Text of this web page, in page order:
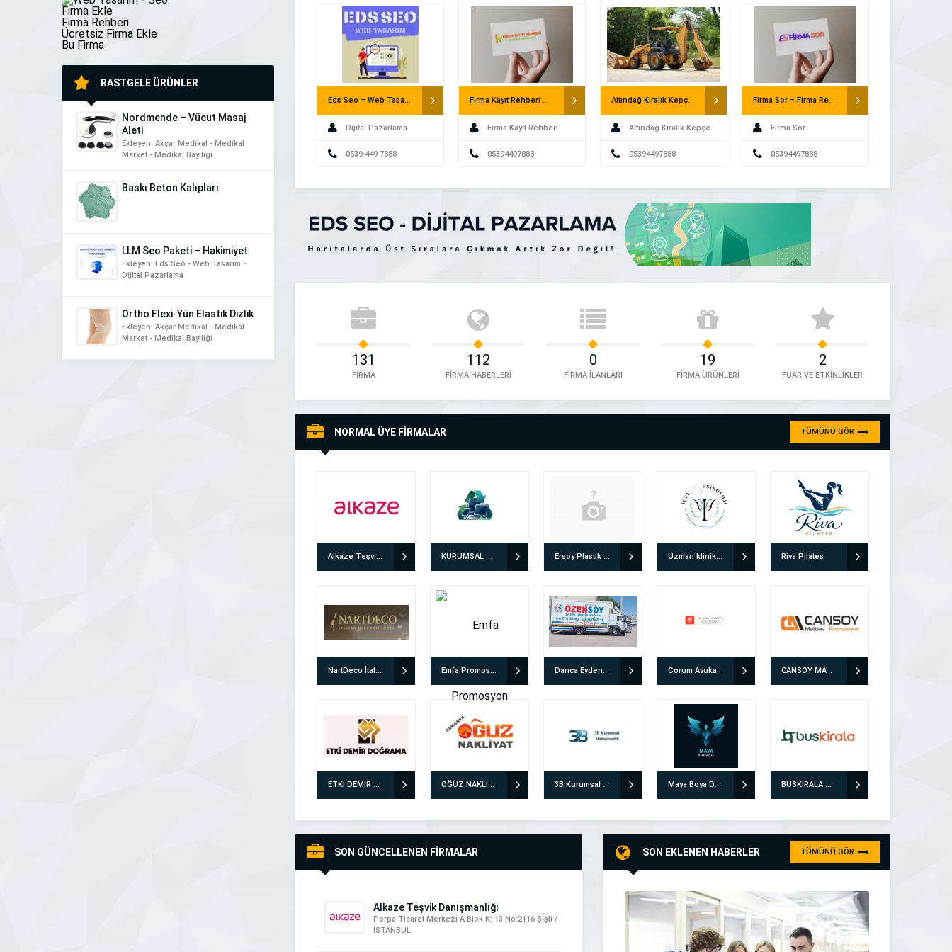
Mahkemesine dava açılamaz. Ayrıca usulüne
göre yürürlüğe […]
Firma Ekle
Firma Rehberi
Ücretsiz Firma Ekle
Bu Firma
RASTGELE ÜRÜNLER
Nordmende – Vücut Masaj
Aleti
Ekleyen: Akçar Medikal - Medikal
Market - Medikal Bayiliği
Baskı Beton Kalıpları
LLM Seo Paketi – Hakimiyet
Ekleyen: Eds Seo - Web Tasarım -
Dijital Pazarlama
Ortho Flexi-Yün Elastik Dizlik
Ekleyen: Akçar Medikal - Medikal
Market - Medikal Bayiliği
Eds Seo – Web Tasarım – Dijital Pazarlama
Dijital Pazarlama
0539 449 7888
Firma Kayıt Rehberi – Firma Rehberi
Firma Kayıt Rehberi
05394497888
Altındağ Kiralık Kepçe – Saatlik Kepçe
Altındağ Kiralık Kepçe
05394497888
Firma Sor – Firma Rehberi
Firma Sor
05394497888
131
FİRMA
112
FİRMA HABERLERİ
0
FİRMA İLANLARI
19
FİRMA ÜRÜNLERİ
2
FUAR VE ETKİNLİKLER
NORMAL ÜYE FİRMALAR TÜMÜNÜ GÖR
Alkaze Teşvik Danışmanlığı KURUMSAL GERİ DÖNÜŞÜM Ersoy Plastik Ambalaj Uzman klinik Psikolog Doğuş Yılmaz Riva Pilates
NartDeco İtalyan Boya & İtalyan Sıva Uygulamaları Emfa Promosyon Darıca Evden Eve Nakliyat | Özensoy Bayramoğlu Çorum Avukat Enes Mantı CANSOY MATBAA PROMOSYON
ETKİ DEMİR DOĞRAMA OĞUZ NAKLİYAT EVDEN EVE NAKLİYAT 3B Kurumsal Danışmanlık ve İnsan Kaynakları Ltd. Şti. Maya Boya Dekorasyon BUSKİRALA ULAŞIM ÇÖZÜMLERİ
SON GÜNCELLENEN FİRMALAR
Alkaze Teşvik Danışmanlığı
Perpa Ticaret Merkezi A Blok K: 13 No:2116 Şişli /
İSTANBUL
SON EKLENEN HABERLER TÜMÜNÜ GÖR